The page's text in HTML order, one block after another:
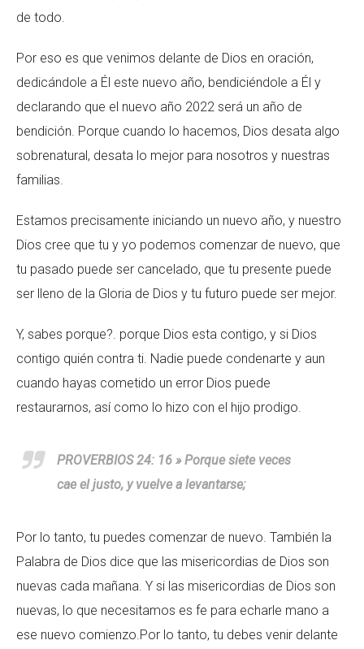
de todo.
Por eso es que venimos delante de Dios en oración,
dedicándole a Él este nuevo año, bendiciéndole a Él y
declarando que el nuevo año 2022 será un año de
bendición. Porque cuando lo hacemos, Dios desata algo
sobrenatural, desata lo mejor para nosotros y nuestras
familias.
Estamos precisamente iniciando un nuevo año, y nuestro
Dios cree que tu y yo podemos comenzar de nuevo, que
tu pasado puede ser cancelado, que tu presente puede
ser lleno de la Gloria de Dios y tu futuro puede ser mejor.
Y, sabes porque?. porque Dios esta contigo, y si Dios
contigo quién contra ti. Nadie puede condenarte y aun
cuando hayas cometido un error Dios puede
restaurarnos, así como lo hizo con el hijo prodigo.
PROVERBIOS 24: 16 » Porque siete veces
cae el justo, y vuelve a levantarse;
Por lo tanto, tu puedes comenzar de nuevo. También la
Palabra de Dios dice que las misericordias de Dios son
nuevas cada mañana. Y si las misericordias de Dios son
nuevas, lo que necesitamos es fe para echarle mano a
ese nuevo comienzo.Por lo tanto, tu debes venir delante